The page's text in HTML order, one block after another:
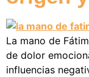
La mano de
de dolor
influencias